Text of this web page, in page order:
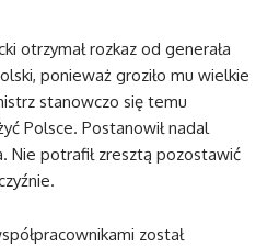
otrzymał rozkaz od generała
ponieważ groziło mu wielkie
stanowczo się temu
Polsce. Postanowił nadal
Nie potrafił zresztą pozostawić
został